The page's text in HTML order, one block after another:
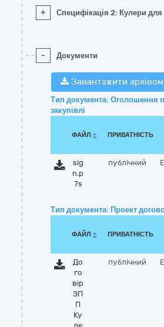
+ Специфікація 2: Кулери
- Документи
Завантажити архівом
Тип документа: Оголошення
закупівлі
ФАЙЛ ПРИВАТНІСТЬ
sig
n.p
7s
публічний
Тип документа: Проект
ФАЙЛ ПРИВАТНІСТЬ
До
го
вір
ЗП
П
Ку
публічний